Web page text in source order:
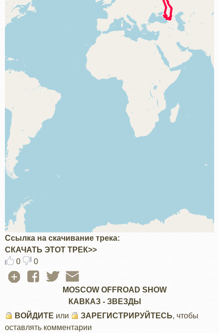
Ссылка на скачивание трека
СКАЧАТЬ ЭТОТ ТРЕК>>
0
0
MOSCOW OFFROAD SHOW
КАВКАЗ - ЗВЕЗДЫ
ВОЙДИТЕ или ЗАРЕГИСТРИРУЙТЕСЬ, чтобы
оставлять комментарии